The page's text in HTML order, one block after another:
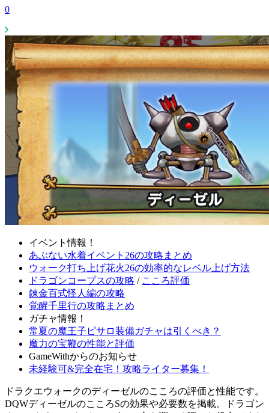
0
イベント情報！
あぶない水着イベント26の攻略まとめ
ウォーク打ち上げ花火26の効率的なレベル上げ方法
ドラゴンコープスの攻略 / こころ評価
錬金百式怪人編の攻略
覚醒千里行の攻略まとめ
ガチャ情報！
常夏の魔王子ピサロ装備ガチャは引くべき？
魔力の宝鞭の性能と評価
GameWithからのお知らせ
未経験可&完全在宅！攻略ライター募集！
ドラクエウォークのディーゼルのこころの評価と性能です。
DQWディーゼルのこころSの効果や必要数を掲載。ドラゴン